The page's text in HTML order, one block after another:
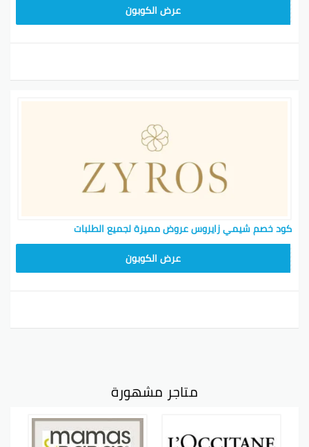
عرض الكوبون
كود خصم شيمي زايروس عروض مميزة لجميع الطلبات
عرض الكوبون
متاجر مشهورة